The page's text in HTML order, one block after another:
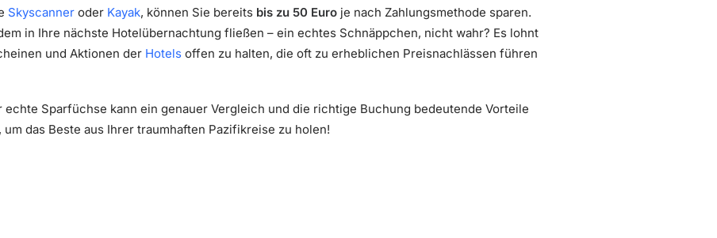
Skyscanner oder Kayak, können Sie bereits bis zu 50 Euro je nach Zahlungsmethode sparen.
in Ihre nächste Hotelübernachtung fließen – ein echtes Schnäppchen, nicht wahr? Es lohnt
und Aktionen der Hotels offen zu halten, die oft zu erheblichen Preisnachlässen führen
echte Sparfüchse kann ein genauer Vergleich und die richtige Buchung bedeutende Vorteile
das Beste aus Ihrer traumhaften Pazifikreise zu holen!